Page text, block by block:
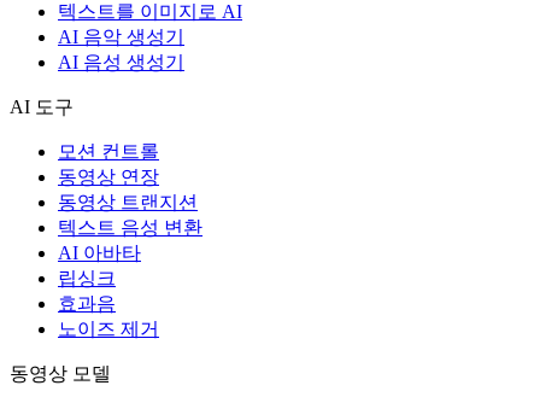
텍스트를 이미지로 AI
AI 음악 생성기
AI 음성 생성기
AI 도구
모션 컨트롤
동영상 연장
동영상 트랜지션
텍스트 음성 변환
AI 아바타
립싱크
효과음
노이즈 제거
동영상 모델